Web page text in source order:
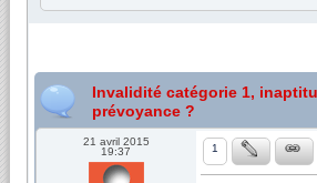
Invalidité catégorie 1,
prévoyance ?
21 avril 2015
19:37
1